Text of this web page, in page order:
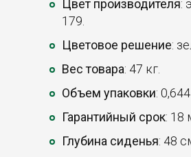
Цвет производителя:
179.
Цветовое решение:
Вес товара: 47 кг.
Объем упаковки:
Гарантийный срок: 18
Глубина сиденья: 48